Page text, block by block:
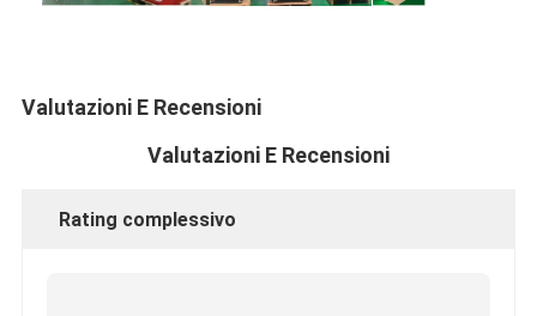
Lavagna interattiva di Iboard
Valutazioni E Recensioni
Valutazioni E Recensioni
Rating complessivo